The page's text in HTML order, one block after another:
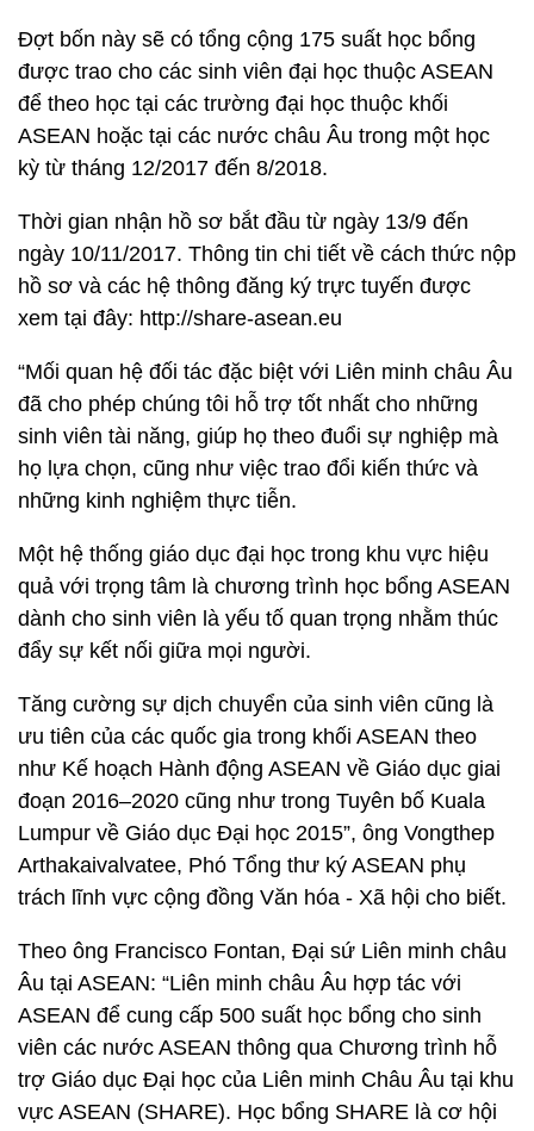
Đợt bốn này sẽ có tổng cộng 175 suất học bổng
được trao cho các sinh viên đại học thuộc ASEAN
để theo học tại các trường đại học thuộc khối
ASEAN hoặc tại các nước châu Âu trong một học
kỳ từ tháng 12/2017 đến 8/2018.
Thời gian nhận hồ sơ bắt đầu từ ngày 13/9 đến
ngày 10/11/2017. Thông tin chi tiết về cách thức nộp
hồ sơ và các hệ thông đăng ký trực tuyến được
xem tại đây: http://share-asean.eu
“Mối quan hệ đối tác đặc biệt với Liên minh châu Âu
đã cho phép chúng tôi hỗ trợ tốt nhất cho những
sinh viên tài năng, giúp họ theo đuổi sự nghiệp mà
họ lựa chọn, cũng như việc trao đổi kiến thức và
những kinh nghiệm thực tiễn.
Một hệ thống giáo dục đại học trong khu vực hiệu
quả với trọng tâm là chương trình học bổng ASEAN
dành cho sinh viên là yếu tố quan trọng nhằm thúc
đẩy sự kết nối giữa mọi người.
Tăng cường sự dịch chuyển của sinh viên cũng là
ưu tiên của các quốc gia trong khối ASEAN theo
như Kế hoạch Hành động ASEAN về Giáo dục giai
đoạn 2016–2020 cũng như trong Tuyên bố Kuala
Lumpur về Giáo dục Đại học 2015”, ông Vongthep
Arthakaivalvatee, Phó Tổng thư ký ASEAN phụ
trách lĩnh vực cộng đồng Văn hóa - Xã hội cho biết.
Theo ông Francisco Fontan, Đại sứ Liên minh châu
Âu tại ASEAN: “Liên minh châu Âu hợp tác với
ASEAN để cung cấp 500 suất học bổng cho sinh
viên các nước ASEAN thông qua Chương trình hỗ
trợ Giáo dục Đại học của Liên minh Châu Âu tại khu
vực ASEAN (SHARE). Học bổng SHARE là cơ hội